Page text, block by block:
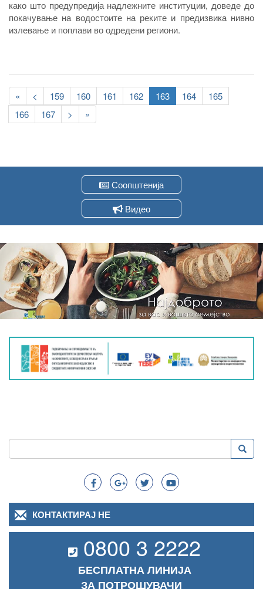
како што предупредија надлежните институции, доведе до
покачување на водостоите на реките и предизвика нивно
излевање и поплави во одредени региони.
Pagination
First
page
«
Previous
page
< Page
159 Page
160 Page
161 Page
162
Current
page
163 Page
164 Page
165
Page
166 Page
167
Следна
страна
>
Last
page
»
Соопштенија
Видео
Search
Пребарување
КОНТАКТИРАЈ НЕ
0800 3 2222
БЕСПЛАТНА ЛИНИЈА
ЗА ПОТРОШУВАЧИ